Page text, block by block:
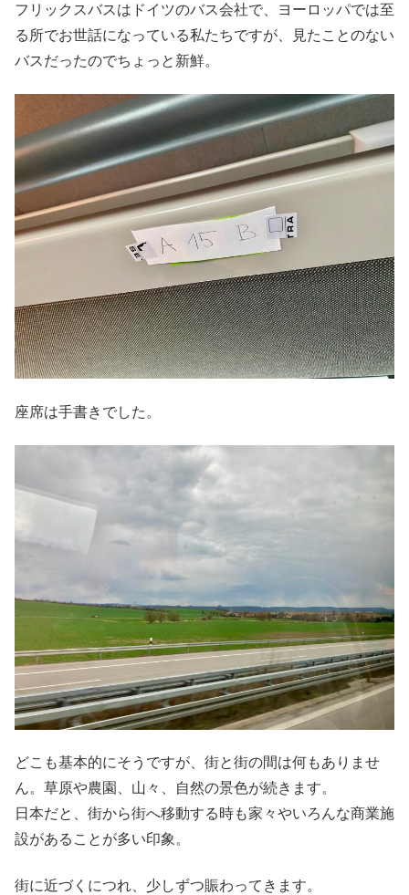
フリックスバスはドイツのバス会社で、ヨーロッパでは至
る所でお世話になっている私たちですが、見たことのない
バスだったのでちょっと新鮮。
座席は手書きでした。
どこも基本的にそうですが、街と街の間は何もありませ
ん。草原や農園、山々、自然の景色が続きます。
日本だと、街から街へ移動する時も家々やいろんな商業施
設があることが多い印象。
街に近づくにつれ、少しずつ賑わってきます。